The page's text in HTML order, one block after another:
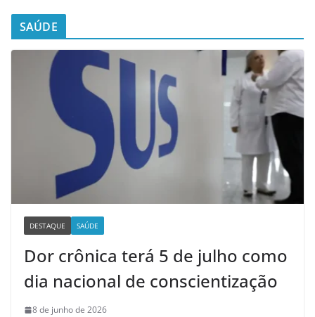
SAÚDE
DESTAQUE SAÚDE
Dor crônica terá 5 de julho como
dia nacional de conscientização
8 de junho de 2026